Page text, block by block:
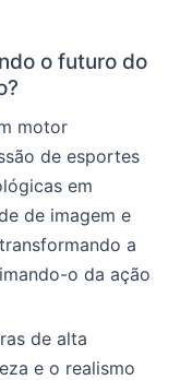
o futuro do
motor
de esportes
em
de imagem e
a
o da ação
de alta
e o realismo